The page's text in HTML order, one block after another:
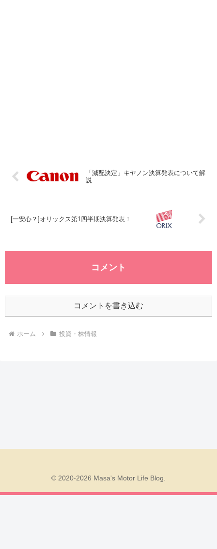
「減配決定」キヤノン決算発表について解
説
[一安心？]オリックス第1四半期決算発表！
コメント
コメントを書き込む
ホーム 投資・株情報
© 2020-2026 Masa's Motor Life Blog.